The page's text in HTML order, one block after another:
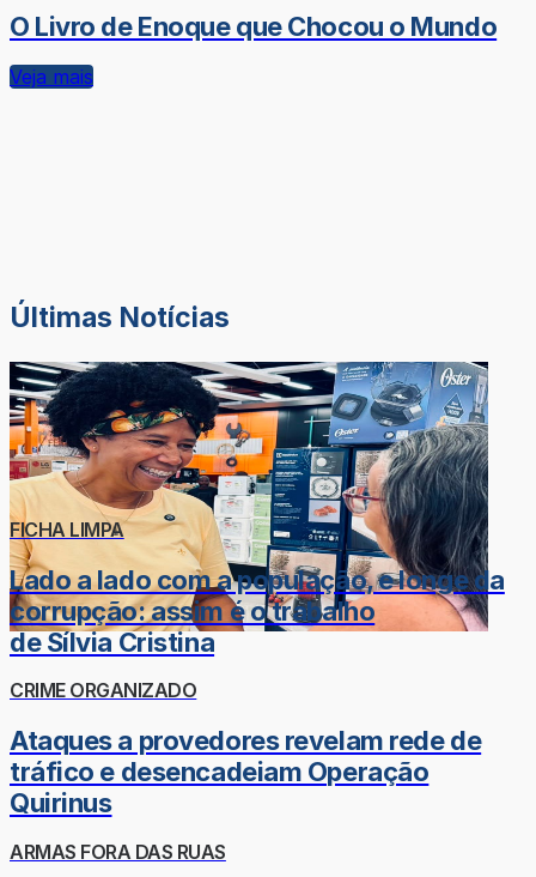
O Livro de Enoque que Chocou o Mundo
Veja mais
Últimas Notícias
FICHA LIMPA
Lado a lado com a população, e longe da
corrupção: assim é o trabalho
de Sílvia Cristina
CRIME ORGANIZADO
Ataques a provedores revelam rede de
tráfico e desencadeiam Operação
Quirinus
ARMAS FORA DAS RUAS